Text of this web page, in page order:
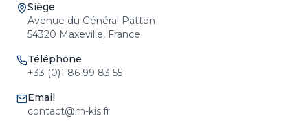
Siège
Avenue du Général Patton
54320 Maxeville, France
Téléphone
+33 (0)1 86 99 83 55
Email
contact@m-kis.fr